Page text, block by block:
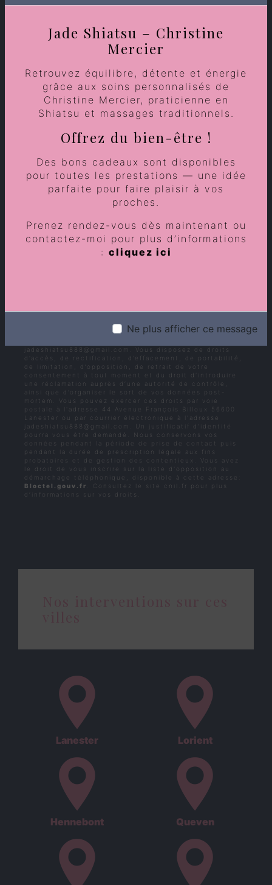
Jade Shiatsu – Christine
Mercier
Retrouvez équilibre, détente et énergie
grâce aux soins personnalisés de
Christine Mercier, praticienne en
Shiatsu et massages traditionnels.
Offrez du bien-être !
Des bons cadeaux sont disponibles
pour toutes les prestations — une idée
parfaite pour faire plaisir à vos
proches.
Prenez rendez-vous dès maintenant ou
contactez-moi pour plus d’informations
: cliquez ici
Ne plus afficher ce message
Combien font neuf plus zéro
En cochant cette case, j'accepte les conditions
particulières ci-dessous **
Envoyer
collectées seront communiquées aux seuls
destinataires suivants: Jade Shiatsu 44 Avenue
jadeshiatsu888@gmail.com. Vous disposez de droits
d’accès, de rectification, d’effacement, de portabilité,
de limitation, d’opposition, de retrait de votre
consentement à tout moment et du droit d’introduire
une réclamation auprès d’une autorité de contrôle,
ainsi que d’organiser le sort de vos données post-
mortem. Vous pouvez exercer ces droits par voie
postale à l'adresse 44 Avenue François Billoux 56600
Lanester ou par courrier électronique à l'adresse
jadeshiatsu888@gmail.com. Un justificatif d'identité
pourra vous être demandé. Nous conservons vos
données pendant la période de prise de contact puis
pendant la durée de prescription légale aux fins
probatoires et de gestion des contentieux. Vous avez
le droit de vous inscrire sur la liste d'opposition au
démarchage téléphonique, disponible à cette adresse:
Bloctel.gouv.fr
. Consultez le site cnil.fr pour plus
d’informations sur vos droits.
Lanester Lorient
Hennebont Queven